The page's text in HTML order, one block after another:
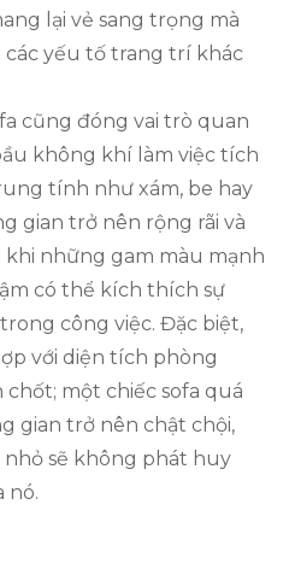
lại vẻ sang trọng mà
yếu tố trang trí khác
cũng đóng vai trò quan
không khí làm việc tích
tính như xám, be hay
gian trở nên rộng rãi và
những gam màu mạnh
có thể kích thích sự
công việc. Đặc biệt,
với diện tích phòng
một chiếc sofa quá
gian trở nên chật chội,
sẽ không phát huy
nó.